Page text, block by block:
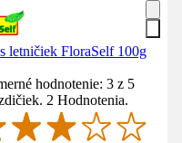
letničiek FloraSelf 100g
hodnotenie: 3 z 5
2 Hodnotenia.